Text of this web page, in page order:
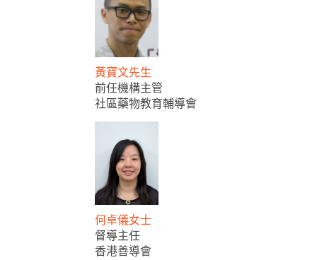
黃寶文先生
前任機構主管
社區藥物教育輔導會
何卓儀女士
督導主任
香港善導會